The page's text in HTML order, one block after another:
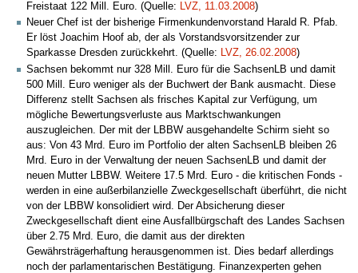
Freistaat 122 Mill. Euro. (Quelle: LVZ, 11.03.2008)
Neuer Chef ist der bisherige Firmenkundenvorstand Harald R. Pfab.
Er löst Joachim Hoof ab, der als Vorstandsvorsitzender zur
Sparkasse Dresden zurückkehrt. (Quelle: LVZ, 26.02.2008)
Sachsen bekommt nur 328 Mill. Euro für die SachsenLB und damit
500 Mill. Euro weniger als der Buchwert der Bank ausmacht. Diese
Differenz stellt Sachsen als frisches Kapital zur Verfügung, um
mögliche Bewertungsverluste aus Marktschwankungen
auszugleichen. Der mit der LBBW ausgehandelte Schirm sieht so
aus: Von 43 Mrd. Euro im Portfolio der alten SachsenLB bleiben 26
Mrd. Euro in der Verwaltung der neuen SachsenLB und damit der
neuen Mutter LBBW. Weitere 17.5 Mrd. Euro - die kritischen Fonds -
werden in eine außerbilanzielle Zweckgesellschaft überführt, die nicht
von der LBBW konsolidiert wird. Der Absicherung dieser
Zweckgesellschaft dient eine Ausfallbürgschaft des Landes Sachsen
über 2.75 Mrd. Euro, die damit aus der direkten
Gewährsträgerhaftung herausgenommen ist. Dies bedarf allerdings
noch der parlamentarischen Bestätigung. Finanzexperten gehen